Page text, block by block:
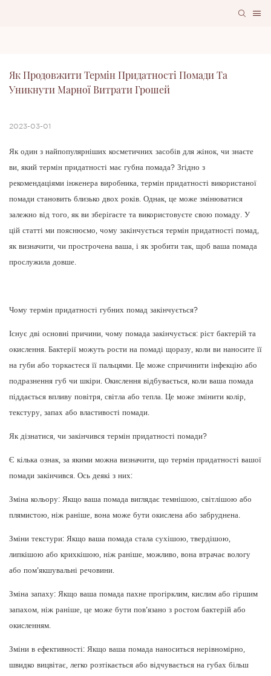
Як Продовжити Термін Придатності Помади Та
Уникнути Марної Витрати Грошей
2023-03-01
Як один з найпопулярніших косметичних засобів для жінок, чи знаєте
ви, який термін придатності має губна помада? Згідно з
рекомендаціями інженера виробника, термін придатності використаної
помади становить близько двох років. Однак, це може змінюватися
залежно від того, як ви зберігаєте та використовуєте свою помаду. У
цій статті ми пояснюємо, чому закінчується термін придатності помад,
як визначити, чи прострочена ваша, і як зробити так, щоб ваша помада
прослужила довше.
Чому термін придатності губних помад закінчується?
Існує дві основні причини, чому помада закінчується: ріст бактерій та
окислення. Бактерії можуть рости на помаді щоразу, коли ви наносите її
на губи або торкаєтеся її пальцями. Це може спричинити інфекцію або
подразнення губ чи шкіри. Окислення відбувається, коли ваша помада
піддається впливу повітря, світла або тепла. Це може змінити колір,
текстуру, запах або властивості помади.
Як дізнатися, чи закінчився термін придатності помади?
Є кілька ознак, за якими можна визначити, що термін придатності вашої
помади закінчився. Ось деякі з них:
Зміна кольору: Якщо ваша помада виглядає темнішою, світлішою або
плямистою, ніж раніше, вона може бути окислена або забруднена.
Зміни текстури: Якщо ваша помада стала сухішою, твердішою,
липкішою або крихкішою, ніж раніше, можливо, вона втрачає вологу
або пом’якшувальні речовини.
Зміна запаху: Якщо ваша помада пахне прогірклим, кислим або гіршим
запахом, ніж раніше, це може бути пов’язано з ростом бактерій або
окисленням.
Зміни в ефективності: Якщо ваша помада наноситься нерівномірно,
швидко вицвітає, легко розтікається або відчувається на губах більш